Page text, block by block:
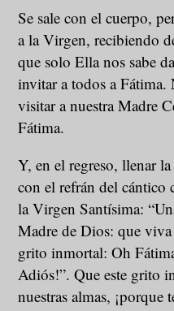
Se sale con el cuerpo,
a la Virgen, recibiendo
que solo Ella nos sabe
invitar a todos a Fátima.
visitar a nuestra Madre
Fátima.
Y, en el regreso, llenar
con el refrán del cántico
la Virgen Santísima:
Madre de Dios: que
grito inmortal: Oh
Adiós!”. Que este grito
nuestras almas, ¡porque